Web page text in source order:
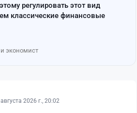
регулировать этот вид
классические финансовые
экономист
2026 г., 20:02